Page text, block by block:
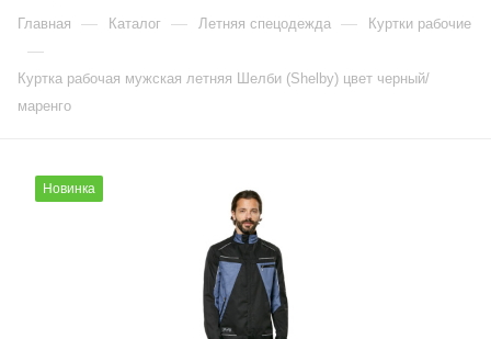
Главная — Каталог — Летняя спецодежда — Куртки рабочие
—
Куртка рабочая мужская летняя Шелби (Shelby) цвет черный/
маренго
Новинка